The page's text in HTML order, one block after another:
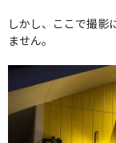
しかし、ここで撮影
ません。